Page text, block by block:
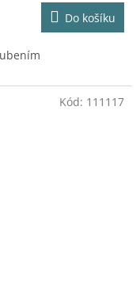
Do košíku
Kód: 111117